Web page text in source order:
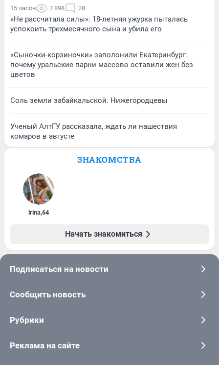
15 часов 7 898 28
«Не рассчитала силы»: 18-летняя ужурка пыталась
успокоить трехмесячного сына и убила его
«Сыночки-корзиночки» заполонили Екатеринбург:
почему уральские парни массово оставили жен без
цветов
Соль земли забайкальской. Нижегородцевы
Ученый АлтГУ рассказала, ждать ли нашествия
комаров в августе
ЗНАКОМСТВА
irina,64
Начать знакомиться
Подписаться на новости
Сообщить новость
Рубрики
Реклама на сайте